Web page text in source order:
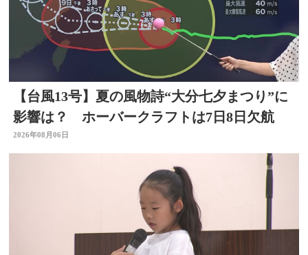
【台風13号】夏の風物詩“大分七夕まつり”に
影響は？ ホーバークラフトは7日8日欠航
2026年08月06日